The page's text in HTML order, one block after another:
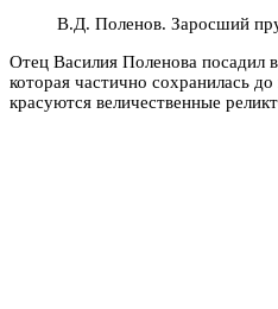
В.Д. Поленов. Заросший
Отец Василия Поленова посадил
которая частично сохранилась
красуются величественные